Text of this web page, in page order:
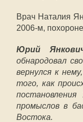
Врач Наталия
2006-м,
Юрий
обнародовал
вернулся к
того, как
промыслов в
Востока.